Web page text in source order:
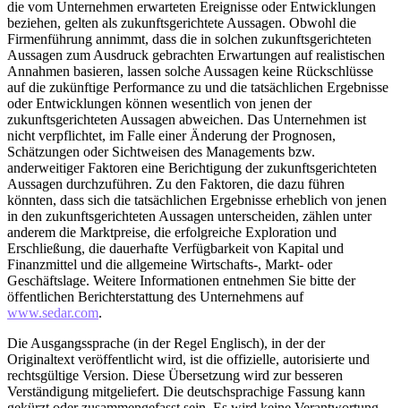
die vom Unternehmen erwarteten Ereignisse oder Entwicklungen
beziehen, gelten als zukunftsgerichtete Aussagen. Obwohl die
Firmenführung annimmt, dass die in solchen zukunftsgerichteten
Aussagen zum Ausdruck gebrachten Erwartungen auf realistischen
Annahmen basieren, lassen solche Aussagen keine Rückschlüsse
auf die zukünftige Performance zu und die tatsächlichen Ergebnisse
oder Entwicklungen können wesentlich von jenen der
zukunftsgerichteten Aussagen abweichen. Das Unternehmen ist
nicht verpflichtet, im Falle einer Änderung der Prognosen,
Schätzungen oder Sichtweisen des Managements bzw.
anderweitiger Faktoren eine Berichtigung der zukunftsgerichteten
Aussagen durchzuführen. Zu den Faktoren, die dazu führen
könnten, dass sich die tatsächlichen Ergebnisse erheblich von jenen
in den zukunftsgerichteten Aussagen unterscheiden, zählen unter
anderem die Marktpreise, die erfolgreiche Exploration und
Erschließung, die dauerhafte Verfügbarkeit von Kapital und
Finanzmittel und die allgemeine Wirtschafts-, Markt- oder
Geschäftslage. Weitere Informationen entnehmen Sie bitte der
öffentlichen Berichterstattung des Unternehmens auf
www.sedar.com.
Die Ausgangssprache (in der Regel Englisch), in der der
Originaltext veröffentlicht wird, ist die offizielle, autorisierte und
rechtsgültige Version. Diese Übersetzung wird zur besseren
Verständigung mitgeliefert. Die deutschsprachige Fassung kann